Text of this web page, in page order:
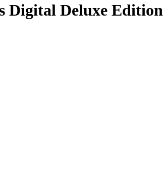
Digital Deluxe Edition